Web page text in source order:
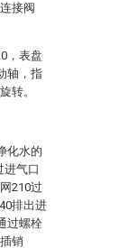
接阀
，表盘
轴，指
转。
化水的
进气口
210过
排出进
过螺栓
销